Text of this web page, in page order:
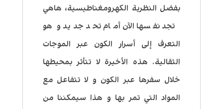
بفضل النظرية الكهرومغناطيسية، هاهي
تجد نفسها الآن أمام تحد جديد و هو
التعرف إلى أسرار الكون عبر الموجات
الثقالية. هذه الأخيرة لا تتأثر بمحيطها
خلال سفرها عبر الكون و لا تتفاعل مع
المواد التي تمر بها و هذا سيمكننا من